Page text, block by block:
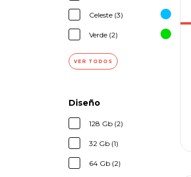
Celeste (3)
Verde (2)
VER TODOS
Diseño
128 Gb (2)
32 Gb (1)
64 Gb (2)